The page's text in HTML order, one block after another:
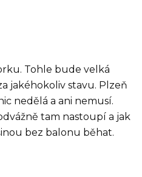
Tohle bude velká
jakéhokoliv stavu. Plzeň
nedělá a ani nemusí.
tam nastoupí a jak
bez balonu běhat.